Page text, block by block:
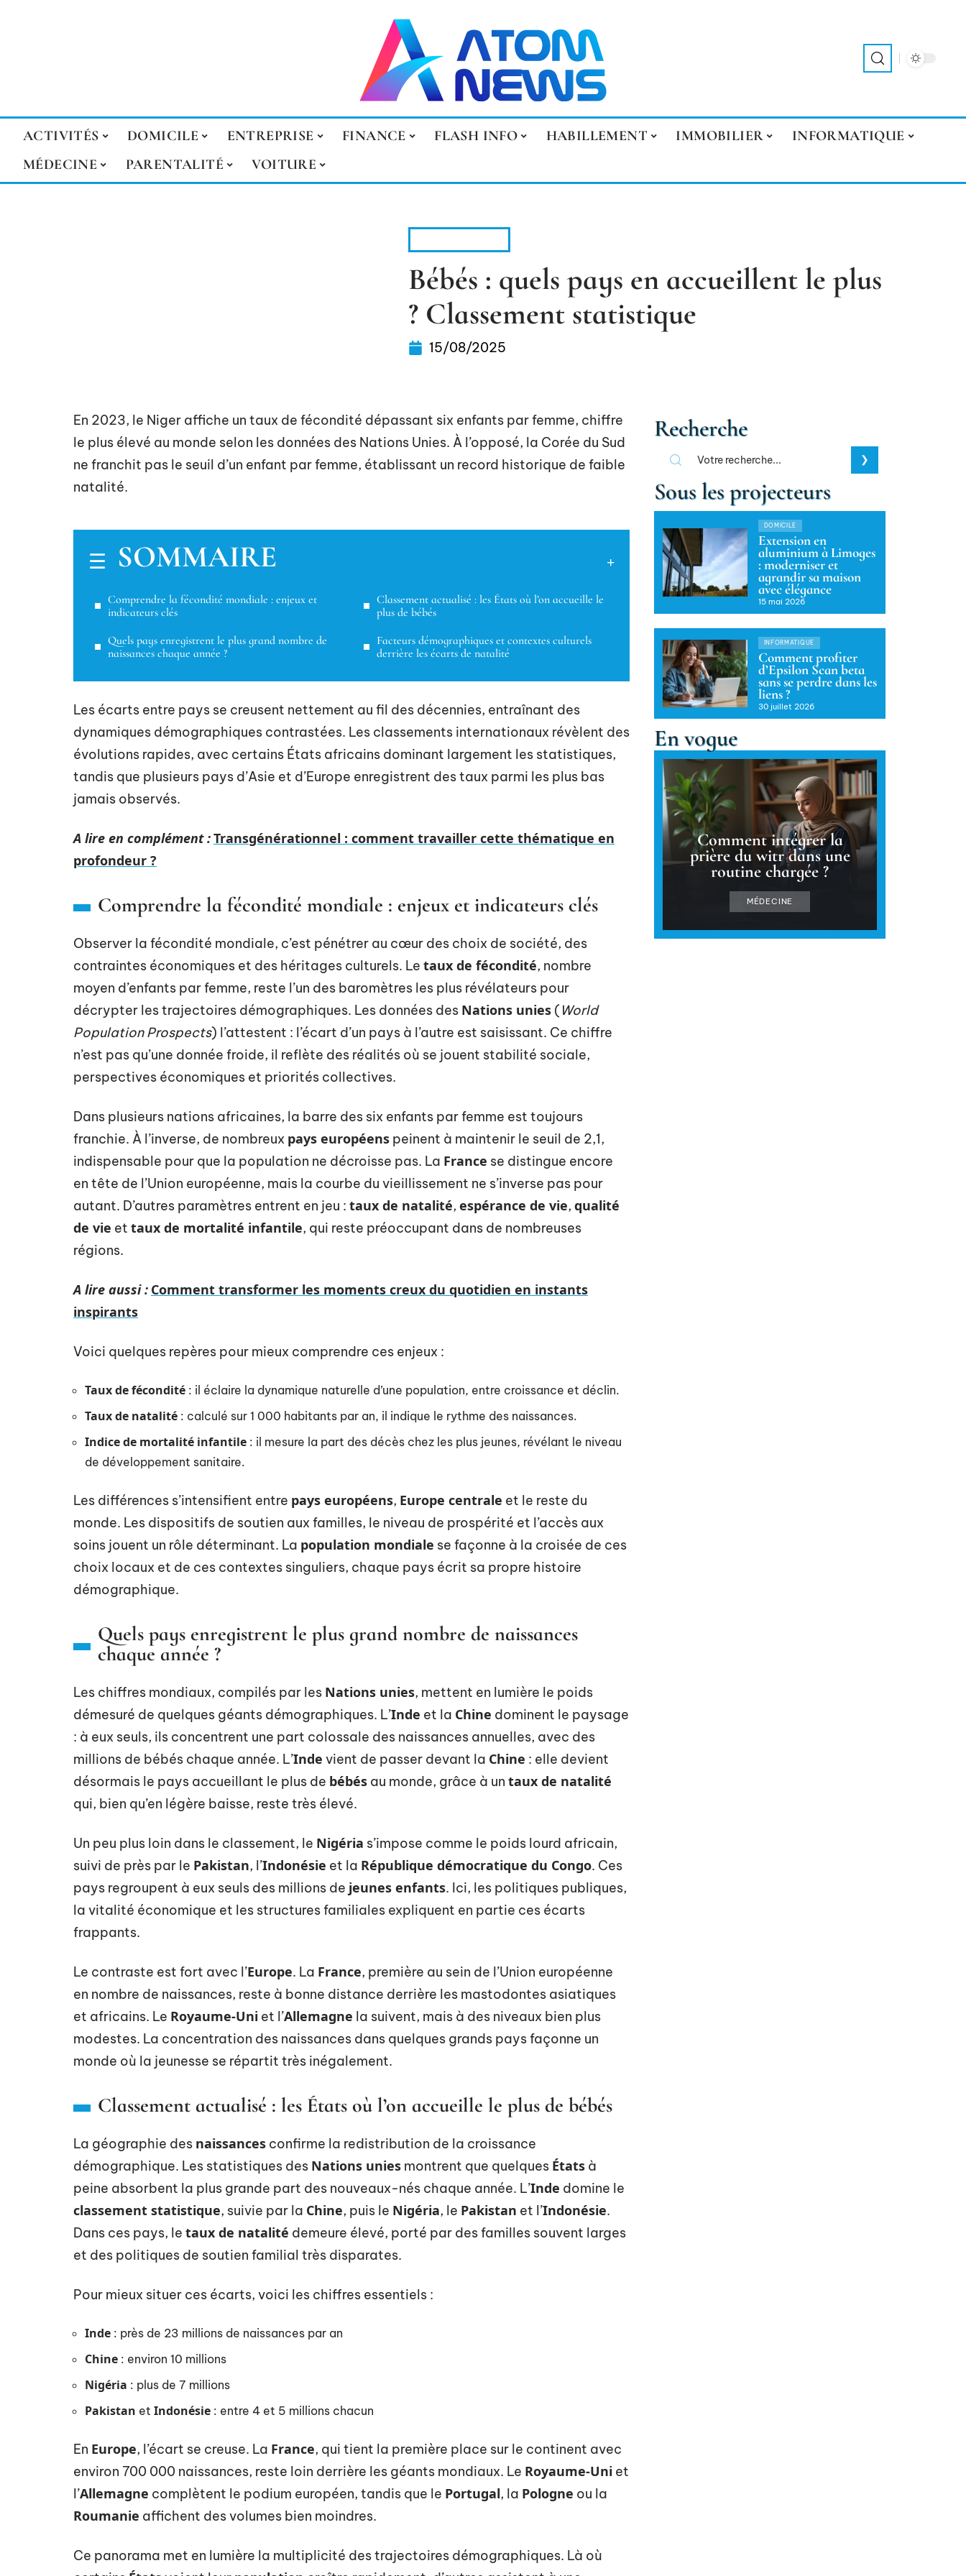
ACTIVITÉS DOMICILE ENTREPRISE FINANCE FLASH INFO HABILLEMENT IMMOBILIER
INFORMATIQUE
MÉDECINE
PARENTALITÉ VOITURE
Bébés : quels pays en accueillent le plus
? Classement statistique
15/08/2025
En 2023, le Niger affiche un taux de fécondité dépassant six enfants par femme, chiffre
le plus élevé au monde selon les données des Nations Unies. À l’opposé, la Corée du Sud
ne franchit pas le seuil d’un enfant par femme, établissant un record historique de faible
natalité.
SOMMAIRE
Comprendre la fécondité mondiale : enjeux et
indicateurs clés
Quels pays enregistrent le plus grand nombre de
naissances chaque année ?
Classement actualisé : les États où l’on accueille le
plus de bébés
Facteurs démographiques et contextes culturels
derrière les écarts de natalité
Les écarts entre pays se creusent nettement au fil des décennies, entraînant des
dynamiques démographiques contrastées. Les classements internationaux révèlent des
évolutions rapides, avec certains États africains dominant largement les statistiques,
tandis que plusieurs pays d’Asie et d’Europe enregistrent des taux parmi les plus bas
jamais observés.
A lire en complément :Transgénérationnel : comment travailler cette thématique en
profondeur ?
Comprendre la fécondité mondiale : enjeux et indicateurs clés
Observer la fécondité mondiale, c’est pénétrer au cœur des choix de société, des
contraintes économiques et des héritages culturels. Le taux de fécondité, nombre
moyen d’enfants par femme, reste l’un des baromètres les plus révélateurs pour
décrypter les trajectoires démographiques. Les données des Nations unies ( World
Population Prospects) l’attestent : l’écart d’un pays à l’autre est saisissant. Ce chiffre
n’est pas qu’une donnée froide, il reflète des réalités où se jouent stabilité sociale,
perspectives économiques et priorités collectives.
Dans plusieurs nations africaines, la barre des six enfants par femme est toujours
franchie. À l’inverse, de nombreux pays européens peinent à maintenir le seuil de 2,1,
indispensable pour que la population ne décroisse pas. La France se distingue encore
en tête de l’Union européenne, mais la courbe du vieillissement ne s’inverse pas pour
autant. D’autres paramètres entrent en jeu : taux de natalité, espérance de vie, qualité
de vie et taux de mortalité infantile, qui reste préoccupant dans de nombreuses
régions.
A lire aussi : Comment transformer les moments creux du quotidien en instants
inspirants
Voici quelques repères pour mieux comprendre ces enjeux :
Taux de fécondité : il éclaire la dynamique naturelle d’une population, entre croissance et déclin.
Taux de natalité : calculé sur 1 000 habitants par an, il indique le rythme des naissances.
Indice de mortalité infantile : il mesure la part des décès chez les plus jeunes, révélant le niveau
de développement sanitaire.
Les différences s’intensifient entre pays européens, Europe centrale et le reste du
monde. Les dispositifs de soutien aux familles, le niveau de prospérité et l’accès aux
soins jouent un rôle déterminant. La population mondiale se façonne à la croisée de ces
choix locaux et de ces contextes singuliers, chaque pays écrit sa propre histoire
démographique.
Quels pays enregistrent le plus grand nombre de naissances
chaque année ?
Les chiffres mondiaux, compilés par les Nations unies, mettent en lumière le poids
démesuré de quelques géants démographiques. L’Inde et la Chine dominent le paysage
: à eux seuls, ils concentrent une part colossale des naissances annuelles, avec des
millions de bébés chaque année. L’Inde vient de passer devant la Chine : elle devient
désormais le pays accueillant le plus de bébés au monde, grâce à un taux de natalité
qui, bien qu’en légère baisse, reste très élevé.
Un peu plus loin dans le classement, le Nigéria s’impose comme le poids lourd africain,
suivi de près par le Pakistan, l’Indonésie et la République démocratique du Congo. Ces
pays regroupent à eux seuls des millions de jeunes enfants. Ici, les politiques publiques,
la vitalité économique et les structures familiales expliquent en partie ces écarts
frappants.
Le contraste est fort avec l’Europe. La France, première au sein de l’Union européenne
en nombre de naissances, reste à bonne distance derrière les mastodontes asiatiques
et africains. Le Royaume-Uni et l’Allemagne la suivent, mais à des niveaux bien plus
modestes. La concentration des naissances dans quelques grands pays façonne un
monde où la jeunesse se répartit très inégalement.
Classement actualisé : les États où l’on accueille le plus de bébés
La géographie des naissances confirme la redistribution de la croissance
démographique. Les statistiques des Nations unies montrent que quelques États à
peine absorbent la plus grande part des nouveaux-nés chaque année. L’Inde domine le
classement statistique, suivie par la Chine, puis le Nigéria, le Pakistan et l’Indonésie.
Dans ces pays, le taux de natalité demeure élevé, porté par des familles souvent larges
et des politiques de soutien familial très disparates.
Pour mieux situer ces écarts, voici les chiffres essentiels :
Inde : près de 23 millions de naissances par an
Chine : environ 10 millions
Nigéria : plus de 7 millions
Pakistan et Indonésie : entre 4 et 5 millions chacun
En Europe, l’écart se creuse. La France, qui tient la première place sur le continent avec
environ 700 000 naissances, reste loin derrière les géants mondiaux. Le Royaume-Uni et
l’Allemagne complètent le podium européen, tandis que le Portugal, la Pologne ou la
Roumanie affichent des volumes bien moindres.
Ce panorama met en lumière la multiplicité des trajectoires démographiques. Là où
Recherche
Sous les projecteurs
DOMICILE
Extension en
aluminium à Limoges
: moderniser et
agrandir sa maison
avec élégance
15 mai 2026
INFORMATIQUE
Comment profiter
d’Epsilon Scan beta
sans se perdre dans les
liens ?
30 juillet 2026
En vogue
Comment intégrer la
prière du witr dans une
routine chargée ?
MÉDECINE